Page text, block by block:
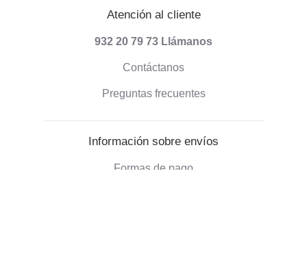
Atención al cliente
932 20 79 73 Llámanos
Contáctanos
Preguntas frecuentes
Información sobre envíos
Formas de pago